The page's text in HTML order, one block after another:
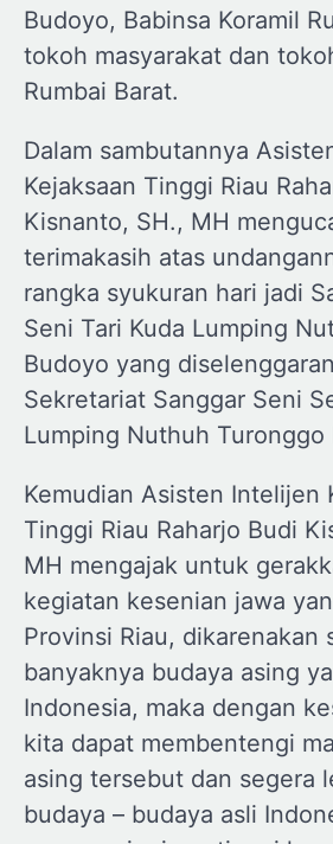
Budoyo, Babinsa Koramil
tokoh masyarakat dan
Rumbai Barat.
Dalam sambutannya
Kejaksaan Tinggi Riau
Kisnanto, SH., MH
terimakasih atas
rangka syukuran hari jadi
Seni Tari Kuda Lumping
Budoyo yang
Sekretariat Sanggar Seni
Lumping Nuthuh Turonggo
Kemudian Asisten Intelijen
Tinggi Riau Raharjo Budi
MH mengajak untuk
kegiatan kesenian jawa
Provinsi Riau, dikarenakan
banyaknya budaya asing
Indonesia, maka dengan
kita dapat membentengi
asing tersebut dan segera
budaya – budaya asli